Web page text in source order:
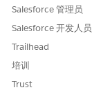
从应用程序启动程
级，然后单击
选择父服务区域。
选择工作程序。
Salesforce 管理员
Salesforce 开发人员
Trailhead
培训
Trust